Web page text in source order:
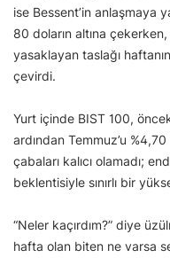
ise Bessent’in anlaşmaya
80 doların altına
yasaklayan taslağı
çevirdi.
Yurt içinde BIST 100,
ardından Temmuz’u
çabaları kalıcı olamadı;
beklentisiyle sınırlı bir
“Neler kaçırdım?” diye
hafta olan biten ne varsa